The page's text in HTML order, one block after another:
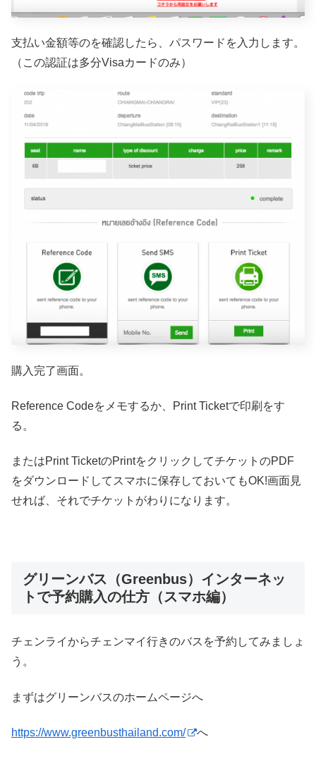
支払い金額等のを確認したら、パスワードを入力します。
（この認証は多分Visaカードのみ）
購入完了画面。
Reference Codeをメモするか、Print Ticketで印刷をす
る。
またはPrint TicketのPrintをクリックしてチケットのPDF
をダウンロードしてスマホに保存しておいてもOK!画面見
せれば、それでチケットがわりになります。
グリーンバス（Greenbus）インターネッ
トで予約購入の仕方（スマホ編）
チェンライからチェンマイ行きのバスを予約してみましょ
う。
まずはグリーンバスのホームページへ
https://www.greenbusthailand.com/ へ